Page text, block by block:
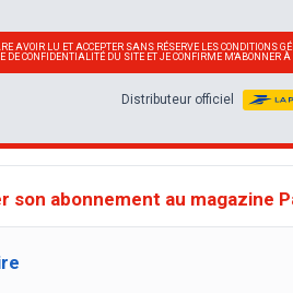
AVOIR LU ET ACCEPTER SANS RÉSERVE LES CONDITIONS
DE CONFIDENTIALITÉ DU SITE ET JE CONFIRME M'ABONNER À
Distributeur officiel
son abonnement au magazine